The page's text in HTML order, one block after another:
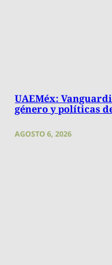
UAEMéx:
género y políticas
AGOSTO 6, 2026